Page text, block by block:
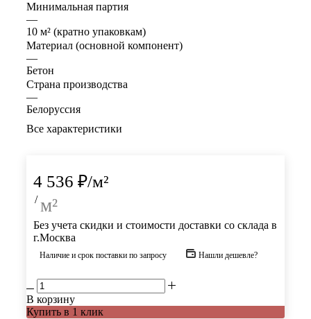
Минимальная партия
—
10 м² (кратно упаковкам)
Материал (основной компонент)
—
Бетон
Страна производства
—
Белоруссия
Все характеристики
4 536 ₽/м²
/ м²
Без учета скидки и стоимости доставки со склада в
г.Москва
Наличие и срок поставки по запросу Нашли дешевле?
В корзину
Купить в 1 клик